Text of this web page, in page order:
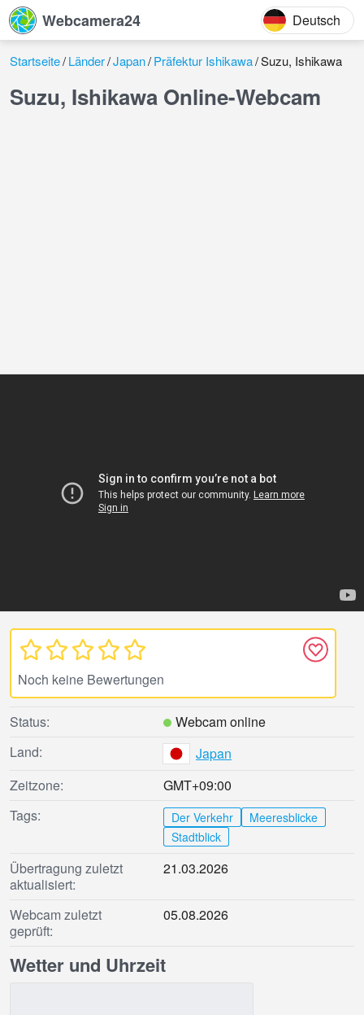
Webcamera24 Deutsch
Startseite Länder Japan Präfektur Ishikawa Suzu, Ishikawa
Suzu, Ishikawa Online-Webcam
Noch keine Bewertungen
Status:
Webcam online
Land:
Japan
Zeitzone:
GMT+09:00
Tags:
Der Verkehr
Meeresblicke
Stadtblick
Übertragung zuletzt
aktualisiert:
21.03.2026
Webcam zuletzt
geprüft:
05.08.2026
Wetter und Uhrzeit